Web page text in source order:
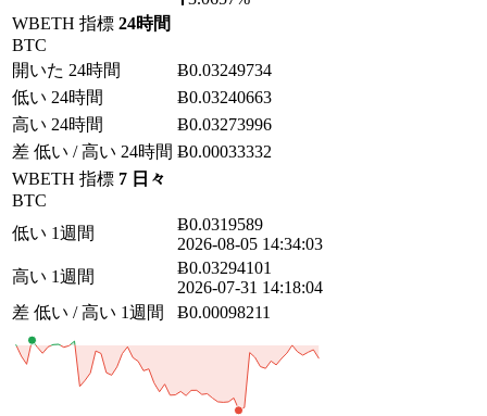
WBETH 指標 24時間
BTC
開いた 24時間
Ƀ0.03249734
低い 24時間
Ƀ0.03240663
高い 24時間
Ƀ0.03273996
差 低い / 高い 24時間 Ƀ0.00033332
WBETH 指標 7 日々
BTC
低い 1週間
Ƀ0.0319589
2026-08-05 14:34:03
高い 1週間
Ƀ0.03294101
2026-07-31 14:18:04
差 低い / 高い 1週間
Ƀ0.00098211